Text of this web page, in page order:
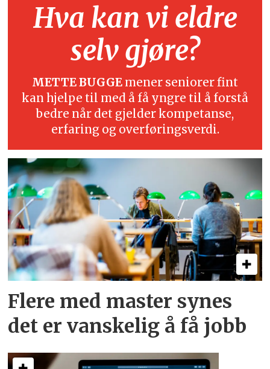
Hva kan vi eldre
selv gjøre?
METTE BUGGE mener seniorer fint
kan hjelpe til med å få yngre til å forstå
bedre når det gjelder kompetanse,
erfaring og overføringsverdi.
Flere med master synes
det er vanskelig å få jobb